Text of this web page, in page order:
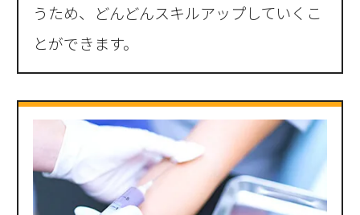
うため、どんどんスキルアップしていくこ
とができます。